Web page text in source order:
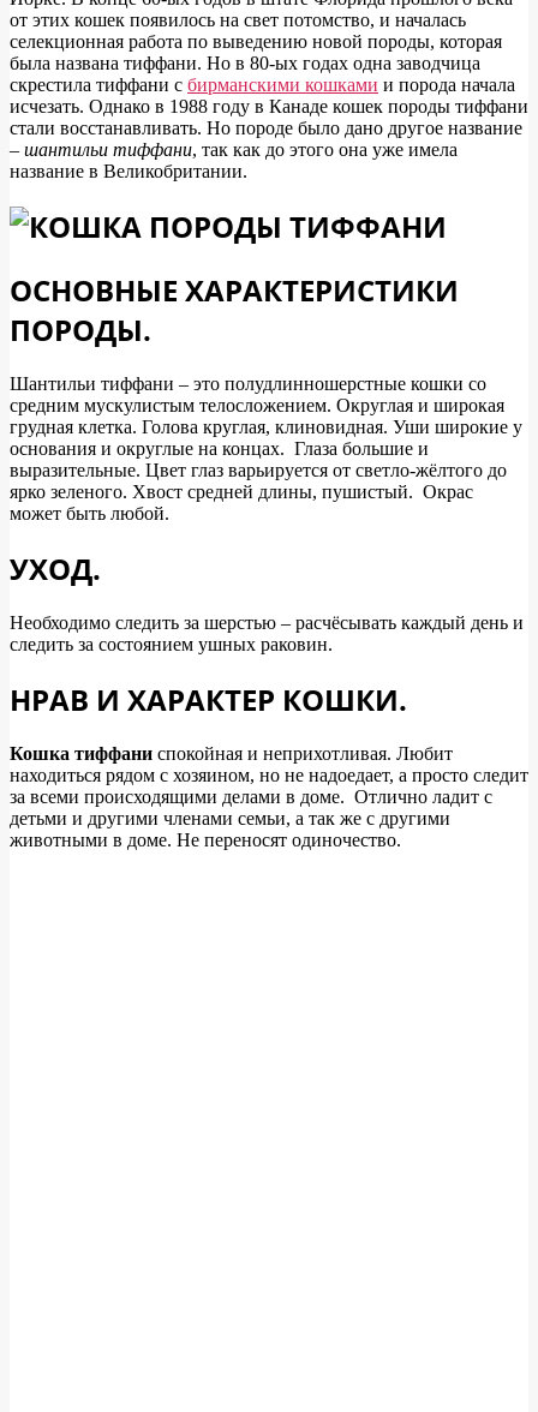
от этих кошек появилось на свет потомство, и началась
селекционная работа по выведению новой породы, которая
была названа тиффани. Но в 80-ых годах одна заводчица
скрестила тиффани с бирманскими кошками и порода начала
исчезать. Однако в 1988 году в Канаде кошек породы тиффани
стали восстанавливать. Но породе было дано другое название
– шантильи тиффани, так как до этого она уже имела
название в Великобритании.
ОСНОВНЫЕ ХАРАКТЕРИСТИКИ
ПОРОДЫ.
Шантильи тиффани – это полудлинношерстные кошки со
средним мускулистым телосложением. Округлая и широкая
грудная клетка. Голова круглая, клиновидная. Уши широкие у
основания и округлые на концах. Глаза большие и
выразительные. Цвет глаз варьируется от светло-жёлтого до
ярко зеленого. Хвост средней длины, пушистый. Окрас
может быть любой.
УХОД.
Необходимо следить за шерстью – расчёсывать каждый день и
следить за состоянием ушных раковин.
НРАВ И ХАРАКТЕР КОШКИ.
Кошка тиффани спокойная и неприхотливая. Любит
находиться рядом с хозяином, но не надоедает, а просто следит
за всеми происходящими делами в доме. Отлично ладит с
детьми и другими членами семьи, а так же с другими
животными в доме. Не переносят одиночество.